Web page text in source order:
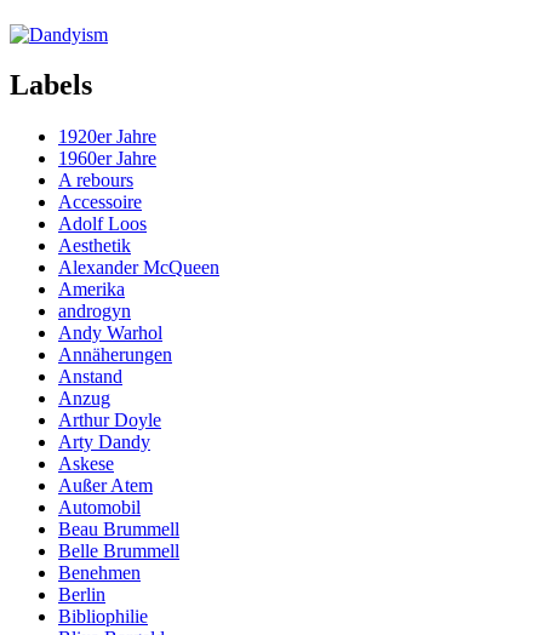
Labels
1920er Jahre
1960er Jahre
A rebours
Accessoire
Adolf Loos
Aesthetik
Alexander McQueen
Amerika
androgyn
Andy Warhol
Annäherungen
Anstand
Anzug
Arthur Doyle
Arty Dandy
Askese
Außer Atem
Automobil
Beau Brummell
Belle Brummell
Benehmen
Berlin
Bibliophilie